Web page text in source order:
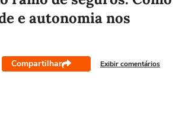
e autonomia nos
Compartilhar Exibir comentários